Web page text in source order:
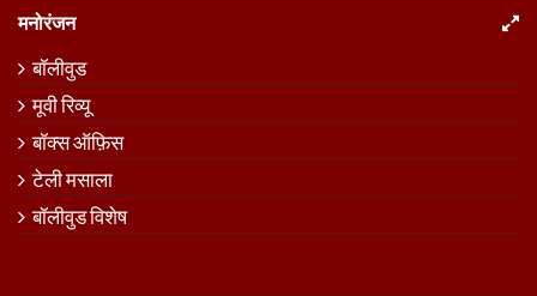
मनोरंजन
बॉलीवुड
मूवी रिव्यू
बॉक्स ऑफ़िस
टेली मसाला
बॉलीवुड विशेष